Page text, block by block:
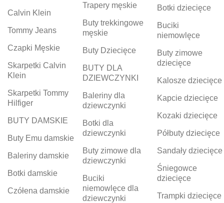
Calvin Klein
Tommy Jeans
Czapki Męskie
Skarpetki Calvin
Klein
Skarpetki Tommy
Hilfiger
BUTY DAMSKIE
Buty Emu damskie
Baleriny damskie
Botki damskie
Czółena damskie
Trapery męskie
Buty trekkingowe
męskie
Buty Dziecięce
BUTY DLA
DZIEWCZYNKI
Baleriny dla
dziewczynki
Botki dla
dziewczynki
Buty zimowe dla
dziewczynki
Buciki
niemowlęce dla
dziewczynki
Botki dziecięce
Buciki
niemowlęce
Buty zimowe
dziecięce
Kalosze dziecięce
Kapcie dziecięce
Kozaki dziecięce
Półbuty dziecięce
Sandały dziecięce
Śniegowce
dziecięce
Trampki dziecięce